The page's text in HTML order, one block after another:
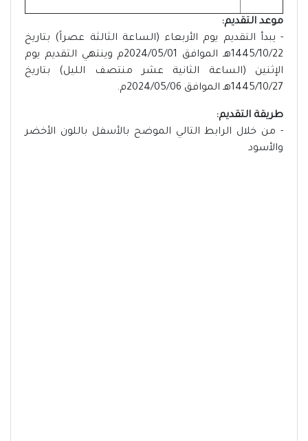
موعد التقديم:
- يبدأ التقديم يوم الأربعاء (الساعة الثالثة عصراً) بتاريخ
1445/10/22هـ الموافق 2024/05/01م وينتهي التقديم يوم
الإثنين (الساعة الثانية عشر منتصف الليل) بتاريخ
1445/10/27هـ الموافق 2024/05/06م.
طريقة التقديم:
- من خلال الرابط التالي الموضح بالأسفل باللون الأخضر
والأسود